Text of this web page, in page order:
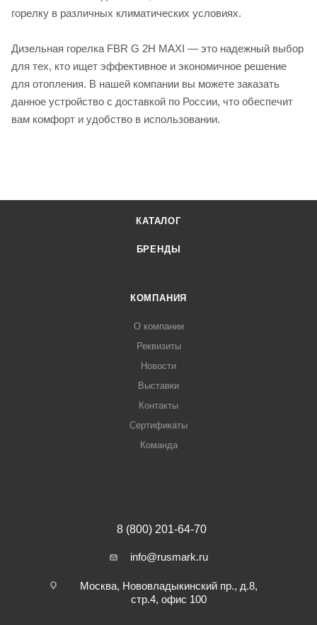
горелку в различных климатических условиях.
Дизельная горелка FBR G 2H MAXI — это надежный выбор
для тех, кто ищет эффективное и экономичное решение
для отопления. В нашей компании вы можете заказать
данное устройство с доставкой по России, что обеспечит
вам комфорт и удобство в использовании.
КАТАЛОГ
БРЕНДЫ
КОМПАНИЯ
О компании
Реквизиты
Новости
Выставки
Контакты
Сертификаты
Команда
8 (800) 201-64-70
info@rusmark.ru
Москва, Нововладыкинский пр., д.8,
стр.4, офис 100